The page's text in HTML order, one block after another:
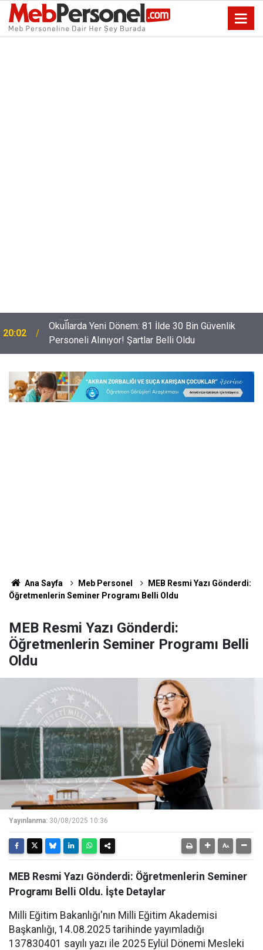
20:02
Okullarda Yeni Dönem: 81 İlde 30 Bin Güvenlik
Personeli Alınıyor! Şartlar Belli Oldu
Ana Sayfa Meb Personel
MEB Resmi Yazı Gönderdi:
Öğretmenlerin Seminer Programı Belli Oldu
MEB Resmi Yazı Gönderdi:
Öğretmenlerin Seminer Programı Belli
Oldu
Yayınlanma: 30/08/2025 10:36
MEB Resmi Yazı Gönderdi: Öğretmenlerin Seminer
Programı Belli Oldu. İşte Detaylar
Milli Eğitim Bakanlığı'nın Milli Eğitim Akademisi
Başkanlığı, 14.08.2025 tarihinde yayımladığı
137830401 sayılı yazı ile 2025 Eylül Dönemi Mesleki